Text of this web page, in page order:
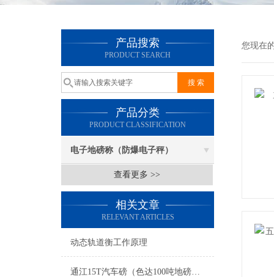
产品搜索
PRODUCT SEARCH
产品分类
PRODUCT CLASSIFICATION
电子地磅称（防爆电子秤）
查看更多 >>
相关文章
RELEVANT ARTICLES
动态轨道衡工作原理
通江15T汽车磅（色达100吨地磅）南江带打印汽车磅维修
您现在